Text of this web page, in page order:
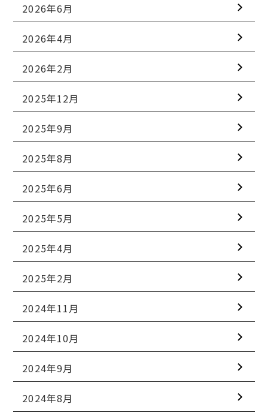
2026年6月
2026年4月
2026年2月
2025年12月
2025年9月
2025年8月
2025年6月
2025年5月
2025年4月
2025年2月
2024年11月
2024年10月
2024年9月
2024年8月